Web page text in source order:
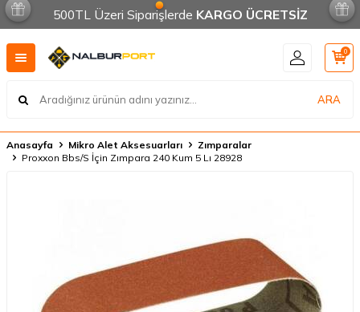
500TL Üzeri Siparişlerde KARGO ÜCRETSİZ
ARA
0
Anasayfa Mikro Alet Aksesuarları
Zımparalar
Proxxon Bbs/S İçin Zımpara 240 Kum 5 Lı 28928